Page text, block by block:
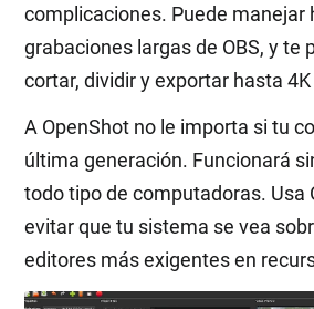
complicaciones. Puede manejar
grabaciones largas de OBS, y te
cortar, dividir y exportar hasta
A OpenShot no le importa si tu
última generación. Funcionará
todo tipo de computadoras. Usa
evitar que tu sistema se vea
editores más exigentes en